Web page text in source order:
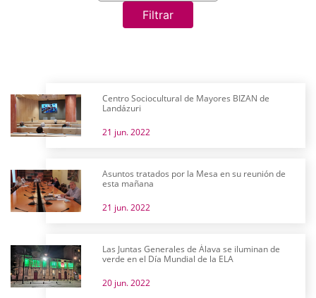
Filtrar
Centro Sociocultural de Mayores BIZAN de
Landázuri
21 jun. 2022
Asuntos tratados por la Mesa en su reunión de
esta mañana
21 jun. 2022
Las Juntas Generales de Álava se iluminan de
verde en el Día Mundial de la ELA
20 jun. 2022